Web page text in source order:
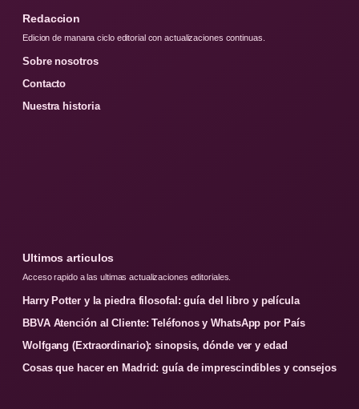
Redaccion
Edicion de manana ciclo editorial con actualizaciones continuas.
Sobre nosotros
Contacto
Nuestra historia
Ultimos articulos
Acceso rapido a las ultimas actualizaciones editoriales.
Harry Potter y la piedra filosofal: guía del libro y película
BBVA Atención al Cliente: Teléfonos y WhatsApp por País
Wolfgang (Extraordinario): sinopsis, dónde ver y edad
Cosas que hacer en Madrid: guía de imprescindibles y consejos